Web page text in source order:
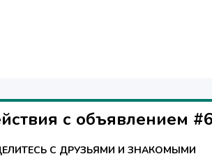
с объявлением
С ДРУЗЬЯМИ И ЗНАКОМЫМИ